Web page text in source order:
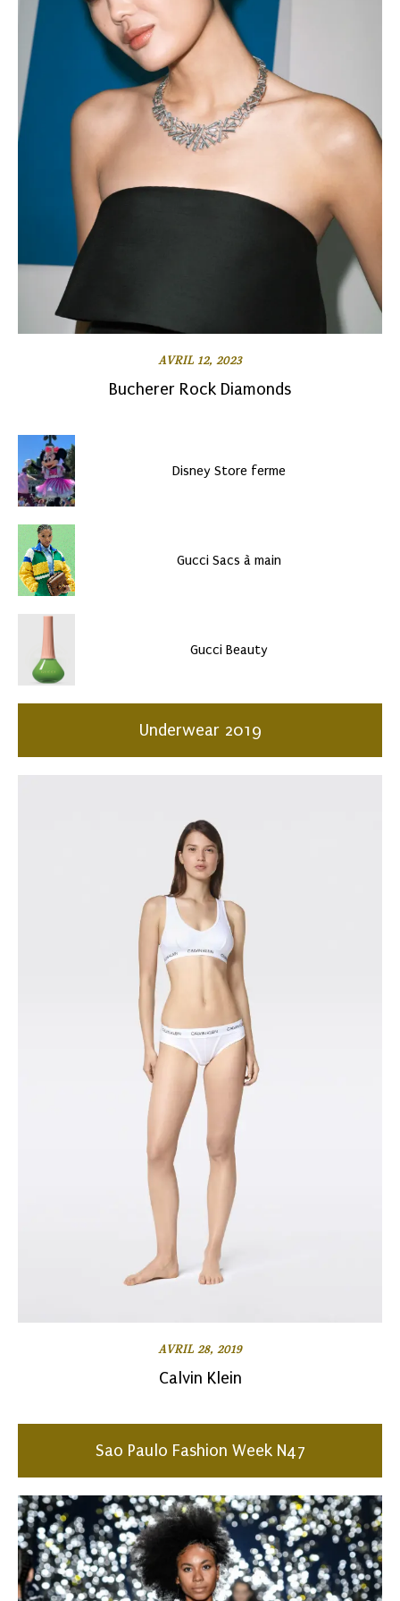
AVRIL 12, 2023
Bucherer Rock Diamonds
Disney Store ferme
Gucci Sacs à main
Gucci Beauty
Underwear 2019
AVRIL 28, 2019
Calvin Klein
Sao Paulo Fashion Week N47